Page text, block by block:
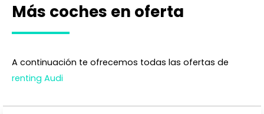
Más coches en oferta
A continuación te ofrecemos todas las ofertas de
renting Audi